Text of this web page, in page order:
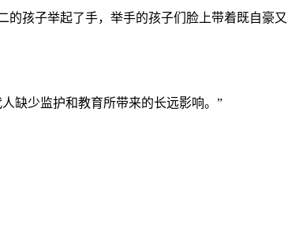
的孩子举起了手，举手的孩子们脸上带着既自豪又
缺少监护和教育所带来的长远影响。”